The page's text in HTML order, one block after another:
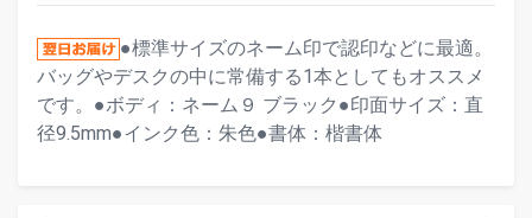
●標準サイズのネーム印で認印などに最適。
バッグやデスクの中に常備する1本としてもオススメ
です。●ボディ：ネーム９ ブラック●印面サイズ：直
径9.5mm●インク色：朱色●書体：楷書体